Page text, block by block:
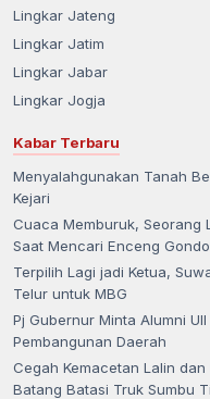
Lingkar Jateng
Lingkar Jatim
Lingkar Jabar
Lingkar Jogja
Kabar Terbaru
Menyalahgunakan Tanah
Kejari
Cuaca Memburuk, Seorang
Saat Mencari Enceng
Terpilih Lagi jadi Ketua,
Telur untuk MBG
Pj Gubernur Minta Alumni
Pembangunan Daerah
Cegah Kemacetan Lalin
Batang Batasi Truk Sumbu